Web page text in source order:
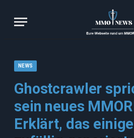
NEWS
Ghostcrawler
sein neues
Erklärt, das